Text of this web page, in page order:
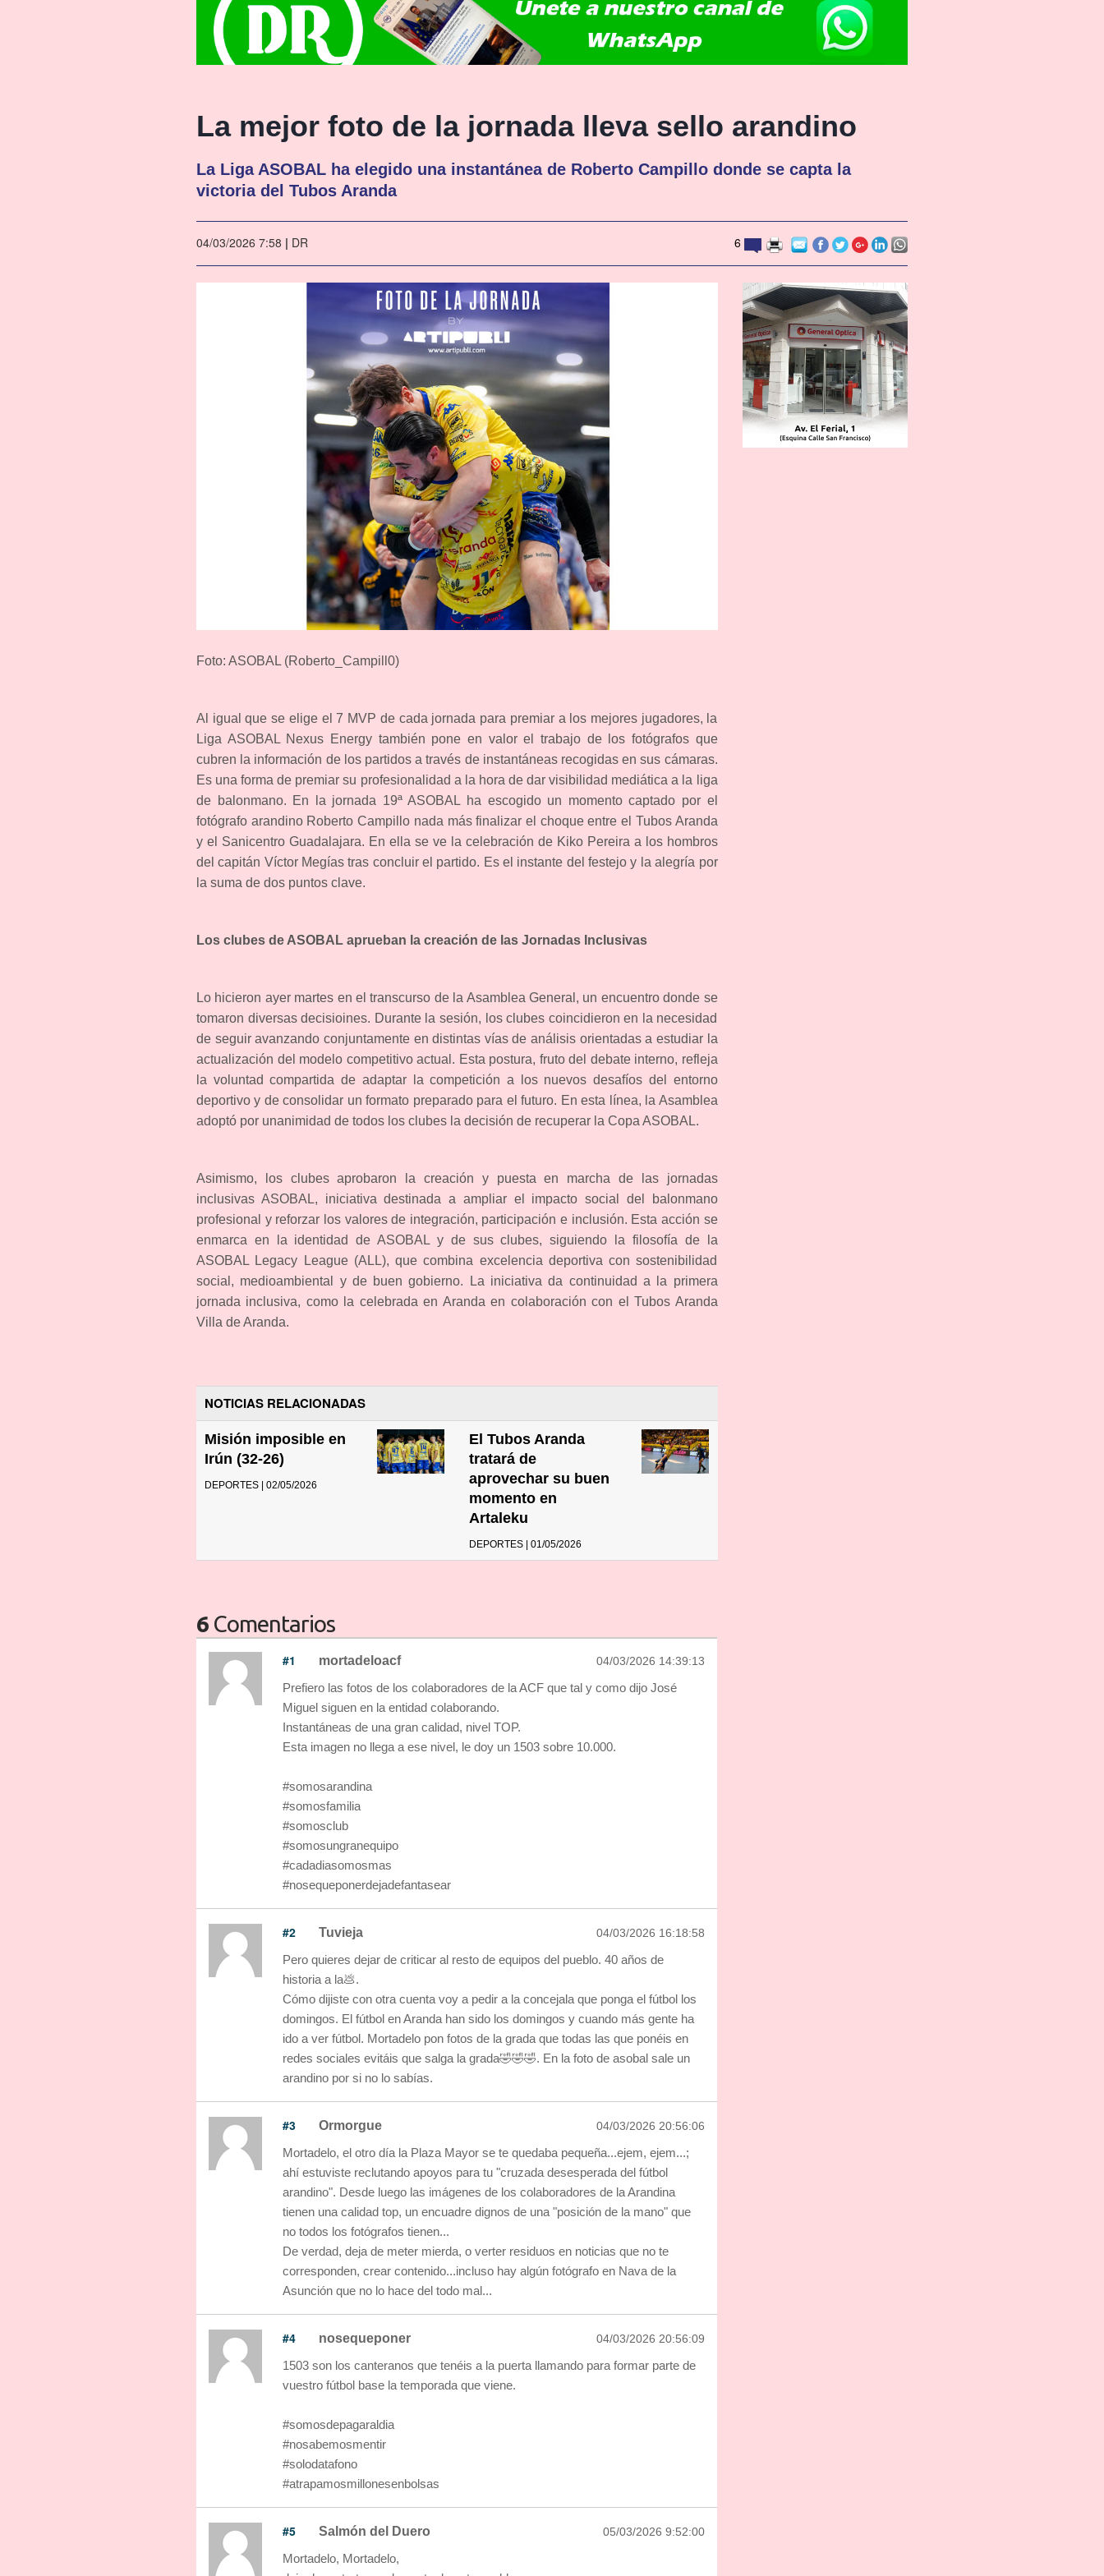
La mejor foto de la jornada lleva sello arandino
La Liga ASOBAL ha elegido una instantánea de Roberto Campillo donde se capta la
victoria del Tubos Aranda
04/03/2026 7:58 | DR 6
Foto: ASOBAL (Roberto_Campill0)
Al igual que se elige el 7 MVP de cada jornada para premiar a los mejores jugadores, la
Liga ASOBAL Nexus Energy también pone en valor el trabajo de los fotógrafos que
cubren la información de los partidos a través de instantáneas recogidas en sus cámaras.
Es una forma de premiar su profesionalidad a la hora de dar visibilidad mediática a la liga
de balonmano. En la jornada 19ª ASOBAL ha escogido un momento captado por el
fotógrafo arandino Roberto Campillo nada más finalizar el choque entre el Tubos Aranda
y el Sanicentro Guadalajara. En ella se ve la celebración de Kiko Pereira a los hombros
del capitán Víctor Megías tras concluir el partido. Es el instante del festejo y la alegría por
la suma de dos puntos clave.
Los clubes de ASOBAL aprueban la creación de las Jornadas Inclusivas
Lo hicieron ayer martes en el transcurso de la Asamblea General, un encuentro donde se
tomaron diversas decisioines. Durante la sesión, los clubes coincidieron en la necesidad
de seguir avanzando conjuntamente en distintas vías de análisis orientadas a estudiar la
actualización del modelo competitivo actual. Esta postura, fruto del debate interno, refleja
la voluntad compartida de adaptar la competición a los nuevos desafíos del entorno
deportivo y de consolidar un formato preparado para el futuro. En esta línea, la Asamblea
adoptó por unanimidad de todos los clubes la decisión de recuperar la Copa ASOBAL.
Asimismo, los clubes aprobaron la creación y puesta en marcha de las jornadas
inclusivas ASOBAL, iniciativa destinada a ampliar el impacto social del balonmano
profesional y reforzar los valores de integración, participación e inclusión. Esta acción se
enmarca en la identidad de ASOBAL y de sus clubes, siguiendo la filosofía de la
ASOBAL Legacy League (ALL), que combina excelencia deportiva con sostenibilidad
social, medioambiental y de buen gobierno. La iniciativa da continuidad a la primera
jornada inclusiva, como la celebrada en Aranda en colaboración con el Tubos Aranda
Villa de Aranda.
NOTICIAS RELACIONADAS
Misión imposible en
Irún (32-26)
DEPORTES | 02/05/2026
El Tubos Aranda
tratará de
aprovechar su buen
momento en
Artaleku
DEPORTES | 01/05/2026
6 Comentarios
#1 mortadeloacf 04/03/2026 14:39:13
Prefiero las fotos de los colaboradores de la ACF que tal y como dijo José
Miguel siguen en la entidad colaborando.
Instantáneas de una gran calidad, nivel TOP.
Esta imagen no llega a ese nivel, le doy un 1503 sobre 10.000.
#somosarandina
#somosfamilia
#somosclub
#somosungranequipo
#cadadiasomosmas
#nosequeponerdejadefantasear
#2 Tuvieja 04/03/2026 16:18:58
Pero quieres dejar de criticar al resto de equipos del pueblo. 40 años de
historia a la💩.
Cómo dijiste con otra cuenta voy a pedir a la concejala que ponga el fútbol los
domingos. El fútbol en Aranda han sido los domingos y cuando más gente ha
ido a ver fútbol. Mortadelo pon fotos de la grada que todas las que ponéis en
redes sociales evitáis que salga la grada🤣🤣🤣. En la foto de asobal sale un
arandino por si no lo sabías.
#3 Ormorgue 04/03/2026 20:56:06
Mortadelo, el otro día la Plaza Mayor se te quedaba pequeña...ejem, ejem...;
ahí estuviste reclutando apoyos para tu "cruzada desesperada del fútbol
arandino". Desde luego las imágenes de los colaboradores de la Arandina
tienen una calidad top, un encuadre dignos de una "posición de la mano" que
no todos los fotógrafos tienen...
De verdad, deja de meter mierda, o verter residuos en noticias que no te
corresponden, crear contenido...incluso hay algún fotógrafo en Nava de la
Asunción que no lo hace del todo mal...
#4 nosequeponer 04/03/2026 20:56:09
1503 son los canteranos que tenéis a la puerta llamando para formar parte de
vuestro fútbol base la temporada que viene.
#somosdepagaraldia
#nosabemosmentir
#solodatafono
#atrapamosmillonesenbolsas
#5 Salmón del Duero 05/03/2026 9:52:00
Mortadelo, Mortadelo,